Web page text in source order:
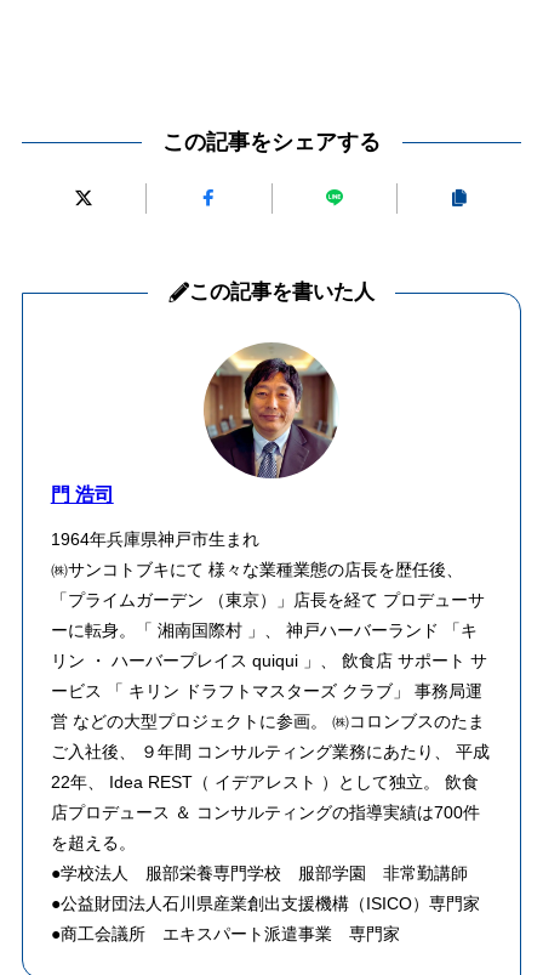
この記事をシェアする
この記事を書いた人
門 浩司
1964年兵庫県神戸市生まれ
㈱サンコトブキにて 様々な業種業態の店長を歴任後、
「プライムガーデン （東京）」店長を経て プロデューサ
ーに転身。「 湘南国際村 」、 神戸ハーバーランド 「キ
リン ・ ハーバープレイス quiqui 」、 飲食店 サポート サ
ービス 「 キリン ドラフトマスターズ クラブ」 事務局運
営 などの大型プロジェクトに参画。 ㈱コロンブスのたま
ご入社後、 ９年間 コンサルティング業務にあたり、 平成
22年、 Idea REST（ イデアレスト ）として独立。 飲食
店プロデュース ＆ コンサルティングの指導実績は700件
を超える。
●学校法人 服部栄養専門学校 服部学園 非常勤講師
●公益財団法人石川県産業創出支援機構（ISICO）専門家
●商工会議所 エキスパート派遣事業 専門家